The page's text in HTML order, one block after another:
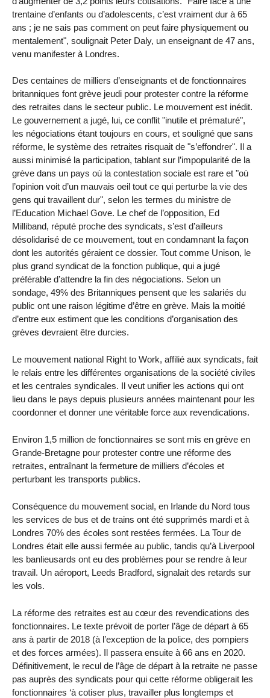
trentaine d’enfants ou d’adolescents, c’est vraiment dur à 65
ans ; je ne sais pas comment on peut faire physiquement ou
mentalement", soulignait Peter Daly, un enseignant de 47 ans,
venu manifester à Londres.
Des centaines de milliers d’enseignants et de fonctionnaires
britanniques font grève jeudi pour protester contre la réforme
des retraites dans le secteur public. Le mouvement est inédit.
Le gouvernement a jugé, lui, ce conflit "inutile et prématuré",
les négociations étant toujours en cours, et souligné que sans
réforme, le système des retraites risquait de "s’effondrer". Il a
aussi minimisé la participation, tablant sur l’impopularité de la
grève dans un pays où la contestation sociale est rare et "où
l’opinion voit d’un mauvais oeil tout ce qui perturbe la vie des
gens qui travaillent dur", selon les termes du ministre de
l’Education Michael Gove. Le chef de l’opposition, Ed
Milliband, réputé proche des syndicats, s’est d’ailleurs
désolidarisé de ce mouvement, tout en condamnant la façon
dont les autorités géraient ce dossier. Tout comme Unison, le
plus grand syndicat de la fonction publique, qui a jugé
préférable d’attendre la fin des négociations. Selon un
sondage, 49% des Britanniques pensent que les salariés du
public ont une raison légitime d’être en grève. Mais la moitié
d’entre eux estiment que les conditions d’organisation des
grèves devraient être durcies.
Le mouvement national Right to Work, affilié aux syndicats, fait
le relais entre les différentes organisations de la société civiles
et les centrales syndicales. Il veut unifier les actions qui ont
lieu dans le pays depuis plusieurs années maintenant pour les
coordonner et donner une véritable force aux revendications.
Environ 1,5 million de fonctionnaires se sont mis en grève en
Grande-Bretagne pour protester contre une réforme des
retraites, entraînant la fermeture de milliers d’écoles et
perturbant les transports publics.
Conséquence du mouvement social, en Irlande du Nord tous
les services de bus et de trains ont été supprimés mardi et à
Londres 70% des écoles sont restées fermées. La Tour de
Londres était elle aussi fermée au public, tandis qu’à Liverpool
les banlieusards ont eu des problèmes pour se rendre à leur
travail. Un aéroport, Leeds Bradford, signalait des retards sur
les vols.
La réforme des retraites est au cœur des revendications des
fonctionnaires. Le texte prévoit de porter l’âge de départ à 65
ans à partir de 2018 (à l’exception de la police, des pompiers
et des forces armées). Il passera ensuite à 66 ans en 2020.
Définitivement, le recul de l’âge de départ à la retraite ne passe
pas auprès des syndicats pour qui cette réforme obligerait les
fonctionnaires ‘à cotiser plus, travailler plus longtemps et